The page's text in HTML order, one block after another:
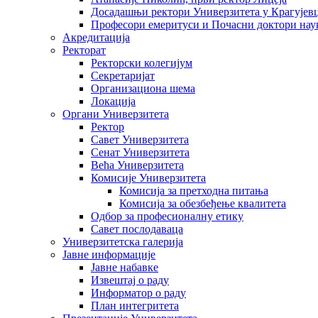
Досадашњи ректори Универзитета у
Професори емеритуси и Почасни доктори
Акредитација
Ректорат
Ректорски колегијум
Секретаријат
Организациона шема
Локација
Органи Универзитета
Ректор
Савет Универзитета
Сенат Универзитета
Већа Универзитета
Комисије Универзитета
Комисија за претходна питања
Комисија за обезбеђење квалитета
Одбор за професионалну етику
Савет послодаваца
Универзитетска галерија
Јавне информације
Јавне набавке
Извештај о раду
Информатор о раду
План интегритета